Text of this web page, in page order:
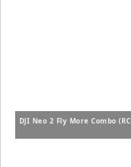
DJI Neo 2 Fly More Combo